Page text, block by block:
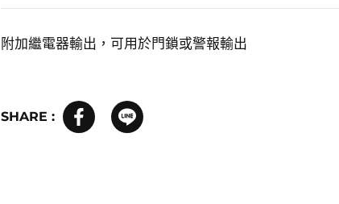
附加繼電器輸出，可用於門鎖或警報輸出
SHARE :